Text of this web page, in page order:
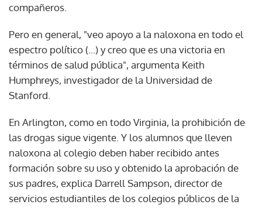
compañeros.
Pero en general, "veo apoyo a la naloxona en todo el
espectro político (...) y creo que es una victoria en
términos de salud pública", argumenta Keith
Humphreys, investigador de la Universidad de
Stanford.
En Arlington, como en todo Virginia, la prohibición de
las drogas sigue vigente. Y los alumnos que lleven
naloxona al colegio deben haber recibido antes
formación sobre su uso y obtenido la aprobación de
sus padres, explica Darrell Sampson, director de
servicios estudiantiles de los colegios públicos de la